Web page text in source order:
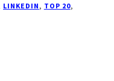
LINKEDIN , TOP 20,